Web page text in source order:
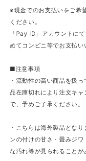
※現金でのお支払いをご希
ください。
「Pay ID」アカウントに
めてコンビニ等でお支払い
■注意事項
・流動性の高い商品を扱
品在庫切れにより注文キ
で、予めご了承ください。
・こちらは海外製品とな
ンの付けの甘さ・畳みジ
な汚れ等が見られることが